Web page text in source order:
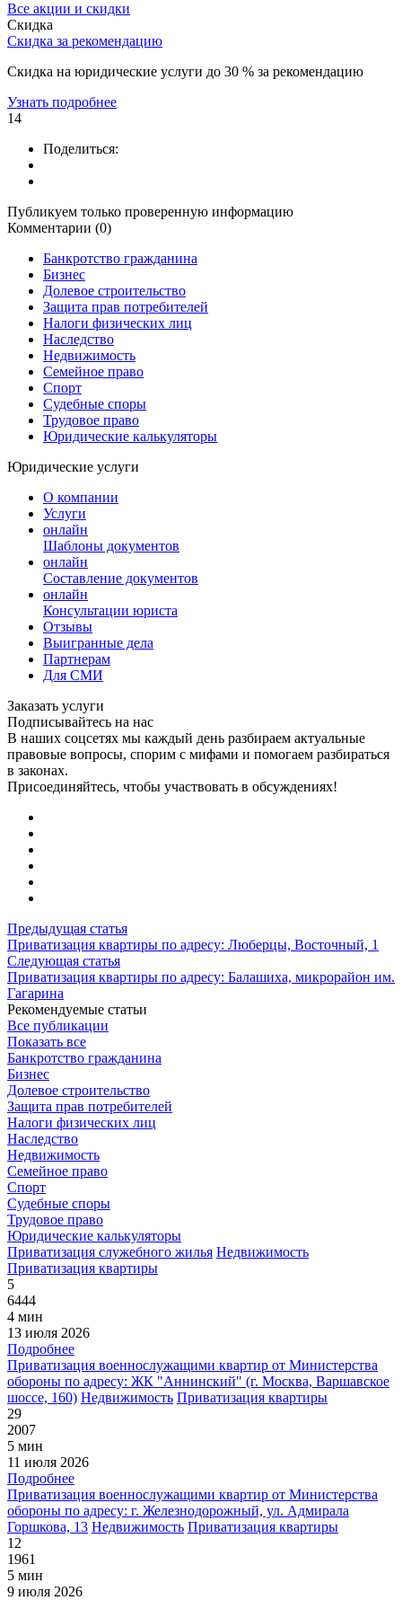
Все акции и скидки
Скидка
Скидка за рекомендацию
Скидка на юридические услуги до 30 % за рекомендацию
Узнать подробнее
14
Поделиться:
Публикуем только проверенную информацию
Комментарии (0)
Банкротство гражданина
Бизнес
Долевое строительство
Защита прав потребителей
Налоги физических лиц
Наследство
Недвижимость
Семейное право
Спорт
Судебные споры
Трудовое право
Юридические калькуляторы
Юридические услуги
О компании
Услуги
онлайн
Шаблоны документов
онлайн
Составление документов
онлайн
Консультации юриста
Отзывы
Выигранные дела
Партнерам
Для СМИ
Заказать услуги
Подписывайтесь на нас
В наших соцсетях мы каждый день разбираем актуальные
правовые вопросы, спорим с мифами и помогаем разбираться
в законах.
Присоединяйтесь, чтобы участвовать в обсуждениях!
Предыдущая статья
Приватизация квартиры по адресу: Люберцы, Восточный, 1
Следующая статья
Приватизация квартиры по адресу: Балашиха, микрорайон им.
Гагарина
Рекомендуемые статьи
Все публикации
Показать все
Банкротство гражданина
Бизнес
Долевое строительство
Защита прав потребителей
Налоги физических лиц
Наследство
Недвижимость
Семейное право
Спорт
Судебные споры
Трудовое право
Юридические калькуляторы
Приватизация служебного жилья Недвижимость
Приватизация квартиры
5
6444
4 мин
13 июля 2026
Подробнее
Приватизация военнослужащими квартир от Министерства
обороны по адресу: ЖК "Аннинский" (г. Москва, Варшавское
шоссе, 160) Недвижимость Приватизация квартиры
29
2007
5 мин
11 июля 2026
Подробнее
Приватизация военнослужащими квартир от Министерства
обороны по адресу: г. Железнодорожный, ул. Адмирала
Горшкова, 13 Недвижимость Приватизация квартиры
12
1961
5 мин
9 июля 2026